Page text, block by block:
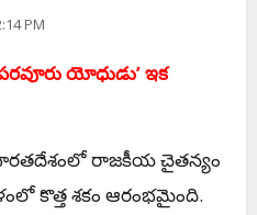
PM
యోధుడు’ ఇక
భారతదేశంలో రాజకీయ చైతన్యం
కొత్త శకం ఆరంభమైంది.